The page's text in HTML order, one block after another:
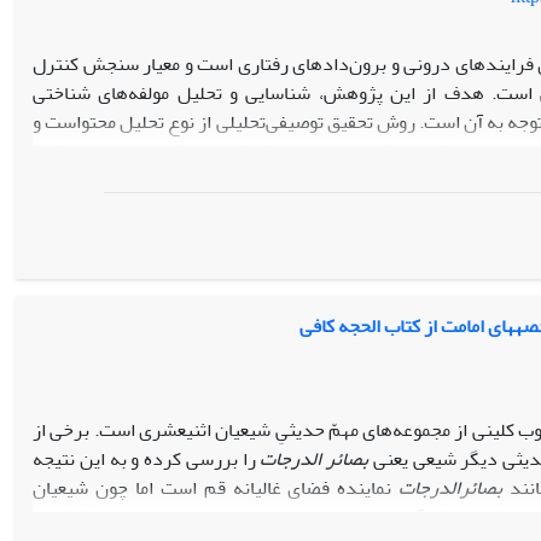
فرایندهای درونی و برون‌دادهای رفتاری است و معیار سنجش کنترل
است. هدف از این پژوهش، شناسایی و تحلیل مولفه‌های شناختی
به آن است. روش تحقیق توصیفی‌تحلیلی از نوع تحلیل محتواست و
امام رضا (ع) در کتاب مسندالرضا(ع) است. یافته‌های تحقیق نشان
زمینه­های تحقق خودکنترلی، آشنایی با عوامل ایجاد خودکنترلی،
است. نتیجه آن که بُعد شناختی خود کنترلی علاوه بر تأثیر بر بعد
نوشتة محمدبن‎یعقوب کلینی از مجموعه‌های مهمّ حدیثیِ شیعیان اثنی‎عشری است. برخی از
دیگر شیعی یعنیبصائر الدرجاترا بررسی کرده و به این نتیجه
بصائرالدرجات نماینده فضای غالیانه قم است اما چون شیعیان